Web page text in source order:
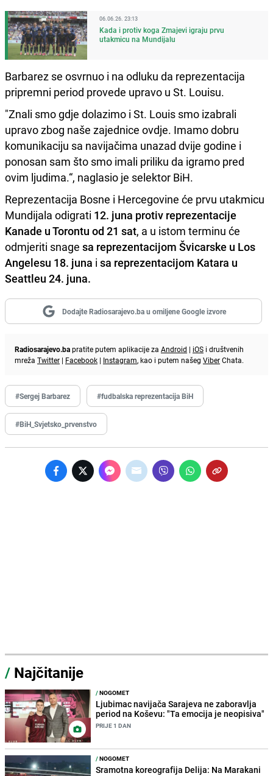
06.06.26. 23:13
Kada i protiv koga Zmajevi igraju prvu
utakmicu na Mundijalu
Barbarez se osvrnuo i na odluku da reprezentacija
pripremni period provede upravo u St. Louisu.
"Znali smo gdje dolazimo i St. Louis smo izabrali
upravo zbog naše zajednice ovdje. Imamo dobru
komunikaciju sa navijačima unazad dvije godine i
ponosan sam što smo imali priliku da igramo pred
ovim ljudima.“, naglasio je selektor BiH.
Reprezentacija Bosne i Hercegovine će prvu utakmicu
Mundijala odigrati 12. juna protiv reprezentacije
Kanade u Torontu od 21 sat, a u istom terminu će
odmjeriti snage sa reprezentacijom Švicarske u Los
Angelesu 18. juna i sa reprezentacijom Katara u
Seattleu 24. juna.
Dodajte Radiosarajevo.ba u omiljene Google izvore
Radiosarajevo.bapratite putem aplikacije za Android | iOS i društvenih
mreža Twitter | Facebook | Instagram, kao i putem našeg ViberChata.
#Sergej Barbarez #fudbalska reprezentacija BiH
#BiH_Svjetsko_prvenstvo
/ Najčitanije
/NOGOMET
Ljubimac navijača Sarajeva ne zaboravlja
period na Koševu: "Ta emocija je neopisiva"
PRIJE 1 DAN
/NOGOMET
Sramotna koreografija Delija: Na Marakani